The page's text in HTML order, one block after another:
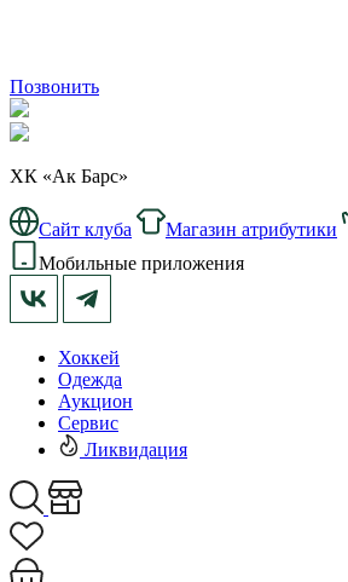
Позвонить
ХК «Ак Барс»
Сайт клуба Магазин атрибутики
Мобильные приложения
Хоккей
Одежда
Аукцион
Сервис
Ликвидация